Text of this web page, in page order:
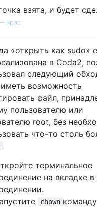
взята, и будет
Крис
«открыть как sudo»
в Coda2,
следующий
возможность
файл,
пользователю или
root, без
что-то столь
терминальное
на вкладке в
chown